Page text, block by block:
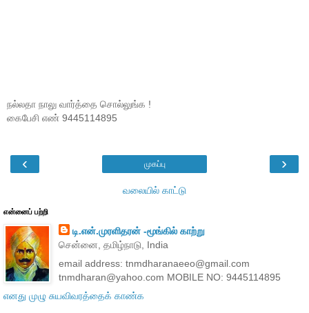
நல்லதா நாலு வார்த்தை சொல்லுங்க !
கைபேசி எண் 9445114895
‹ ›
முகப்பு
வலையில் காட்டு
என்னைப் பற்றி
டி.என்.முரளிதரன் -மூங்கில் காற்று
சென்னை, தமிழ்நாடு, India
email address: tnmdharanaeeo@gmail.com
tnmdharan@yahoo.com MOBILE NO: 9445114895
எனது முழு சுயவிவரத்தைக் காண்க